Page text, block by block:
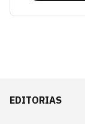
EDITORIAS